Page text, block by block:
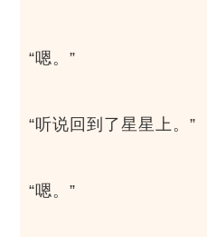
“嗯。”
“听说回到了星星上。”
“嗯。”